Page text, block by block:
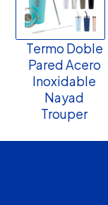
Termo Doble
Pared Acero
Inoxidable
Nayad
Trouper